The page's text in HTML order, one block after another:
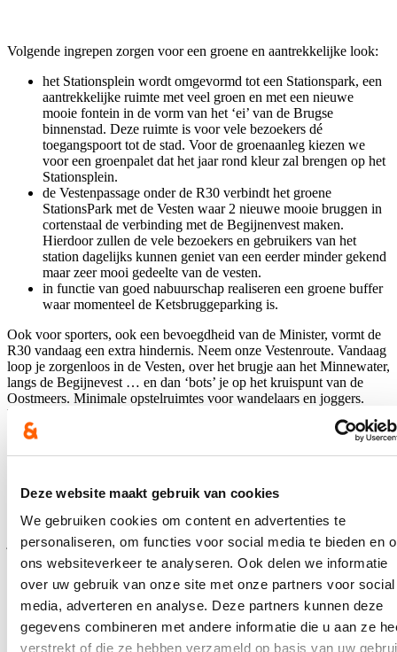
Deze website maakt gebruik van cookies
We gebruiken cookies om content en advertenties te
personaliseren, om functies voor social media te bieden en
ons websiteverkeer te analyseren. Ook delen we informatie
over uw gebruik van onze site met onze partners voor social
media, adverteren en analyse. Deze partners kunnen deze
gegevens combineren met andere informatie die u aan ze
verstrekt of die ze hebben verzameld op basis van uw
Volgende ingrepen zorgen voor een groene en aantrekkelijke look:
het Stationsplein wordt omgevormd tot een Stationspark, een
aantrekkelijke ruimte met veel groen en met een nieuwe
mooie fontein in de vorm van het ‘ei’ van de Brugse
binnenstad. Deze ruimte is voor vele bezoekers dé
toegangspoort tot de stad. Voor de groenaanleg kiezen we
voor een groenpalet dat het jaar rond kleur zal brengen op het
Stationsplein.
de Vestenpassage onder de R30 verbindt het groene
StationsPark met de Vesten waar 2 nieuwe mooie bruggen in
cortenstaal de verbinding met de Begijnenvest maken.
Hierdoor zullen de vele bezoekers en gebruikers van het
station dagelijks kunnen geniet van een eerder minder gekend
maar zeer mooi gedeelte van de vesten.
in functie van goed nabuurschap realiseren een groene buffer
waar momenteel de Ketsbruggeparking is.
Ook voor sporters, ook een bevoegdheid van de Minister, vormt de
R30 vandaag een extra hindernis. Neem onze Vestenroute. Vandaag
loop je zorgenloos in de Vesten, over het brugje aan het Minnewater,
langs de Begijnevest … en dan ‘bots’ je op het kruispunt van de
Oostmeers. Minimale opstelruimtes voor wandelaars en joggers.
Verkeerslichten waar je ter plaatse moet trappelen. En als je dan
overgestoken bent zit je op een voetpad van enkele tegels breed.
de Oostmeers maar een voetgangersvriendelijk verkeerslicht komt
kortstondig op rood. En vervolgens zit je in ons mooie park waarna
je de ring zal kruisen via 2 brede tunnels. Geen konijnenpijpen wel
relatief korte tunnels met een kort open stukje in de groene
middenberm. En zo kom je dan aan de Passantenbrugjes uit. Het
verschil met vandaag kan niet groter zijn.
Het zijn kortom slimme - doordachte investeringen die bewijzen dat
“mobiliteit” meer is dan over “verkeer”. Ja we pikken zwarte punten